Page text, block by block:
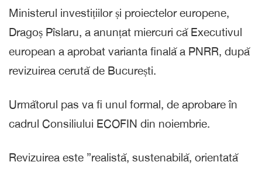
Ministerul investițiilor și proiectelor europene,
Dragoș Pîslaru, a anunțat miercuri că Executivul
european a aprobat varianta finală a PNRR, după
revizuirea cerută de București.
Următorul pas va fi unul formal, de aprobare în
cadrul Consiliului ECOFIN din noiembrie.
Revizuirea este ”realistă, sustenabilă, orientată